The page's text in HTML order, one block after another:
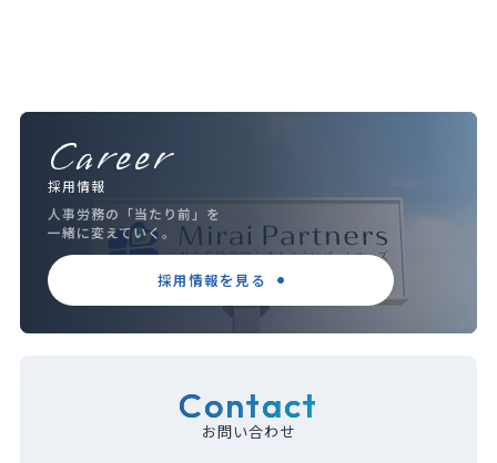
Career
採用情報
人事労務の「当たり前」を
一緒に変えていく。
採用情報を見る
Contact
お問い合わせ